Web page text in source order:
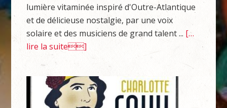
lumière vitaminée inspiré d'Outre-Atlantique
et de délicieuse nostalgie, par une voix
solaire et des musiciens de grand talent ... […
lire la suite]